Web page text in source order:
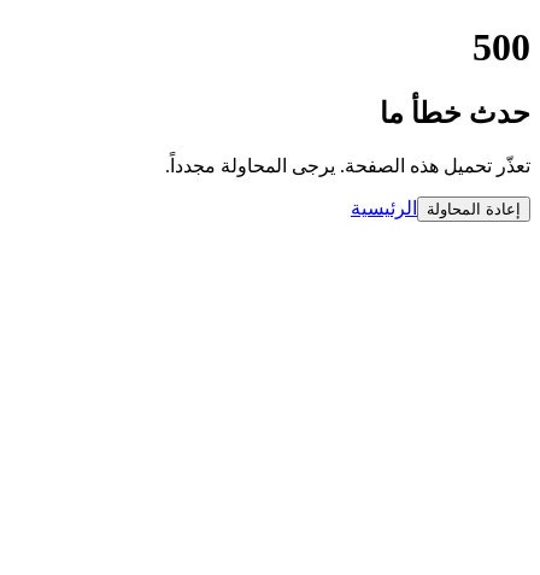
500
حدث خطأ ما
تعذّر تحميل هذه الصفحة. يرجى المحاولة مجدداً.
إعادة المحاولة الرئيسية